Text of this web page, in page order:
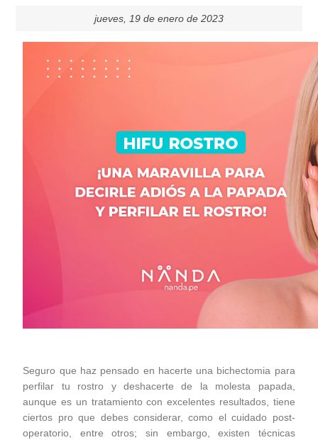
jueves, 19 de enero de 2023
Seguro que haz pensado en hacerte una bichectomia para
perfilar tu rostro y deshacerte de la molesta papada,
aunque es un tratamiento con excelentes resultados, tiene
ciertos pro que debes considerar, como el cuidado post-
operatorio, entre otros; sin embargo, existen técnicas